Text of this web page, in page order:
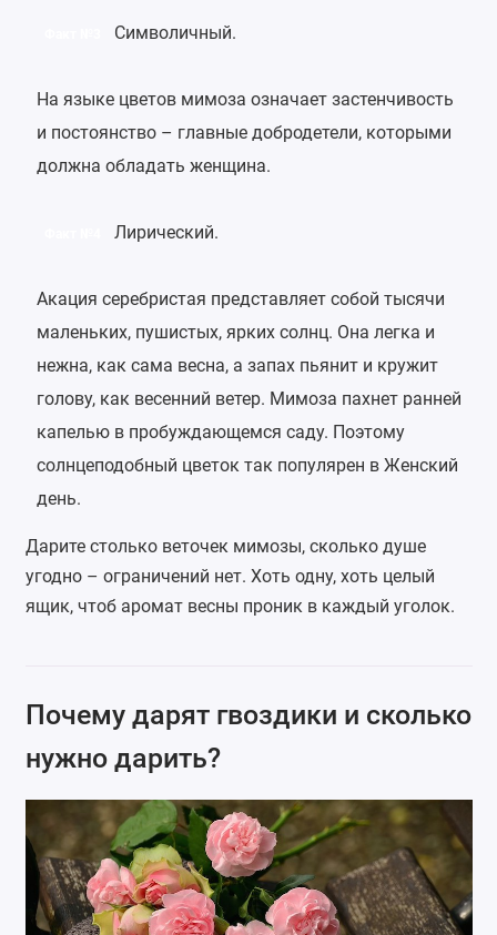
Символичный.
На языке цветов мимоза означает застенчивость
и постоянство – главные добродетели, которыми
должна обладать женщина.
Лирический.
Акация серебристая представляет собой тысячи
маленьких, пушистых, ярких солнц. Она легка и
нежна, как сама весна, а запах пьянит и кружит
голову, как весенний ветер. Мимоза пахнет ранней
капелью в пробуждающемся саду. Поэтому
солнцеподобный цветок так популярен в Женский
день.
Дарите столько веточек мимозы, сколько душе
угодно – ограничений нет. Хоть одну, хоть целый
ящик, чтоб аромат весны проник в каждый уголок.
Почему дарят гвоздики и сколько
нужно дарить?